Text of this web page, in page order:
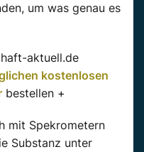
um was genau es
aktuell.de
kostenlosen
bestellen +
mit Spekrometern
Substanz unter